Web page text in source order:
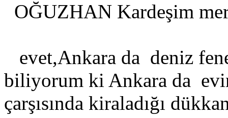
OĞUZHAN Kardeşim
evet,Ankara da deniz
biliyorum ki Ankara da
çarşısında kiraladığı